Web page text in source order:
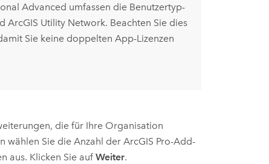
Advanced umfassen die Benutzertyp-
ArcGIS Utility Network. Beachten Sie dies
Sie keine doppelten App-Lizenzen
die für Ihre Organisation
wählen Sie die Anzahl derArcGIS Pro-Add-
aus. Klicken Sie aufWeiter.